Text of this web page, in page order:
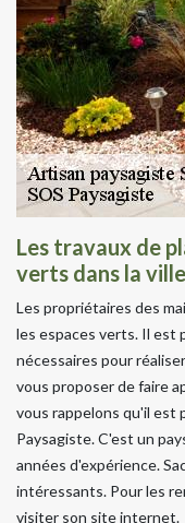
Les travaux de
verts dans la
Les propriétaires des
les espaces verts. Il est
nécessaires pour
vous proposer de faire
vous rappelons qu'il est
Paysagiste. C'est un
années d'expérience.
intéressants. Pour les
visiter son site internet.